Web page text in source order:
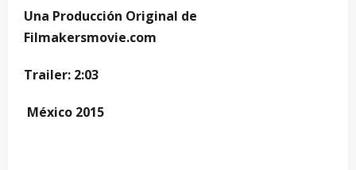
Una Producción Original de
Filmakersmovie.com
Trailer: 2:03
México 2015